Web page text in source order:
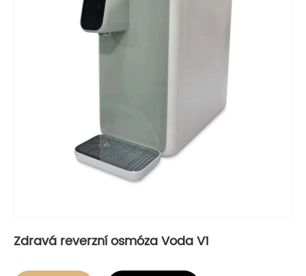
Zdravá reverzní osmóza Voda V1